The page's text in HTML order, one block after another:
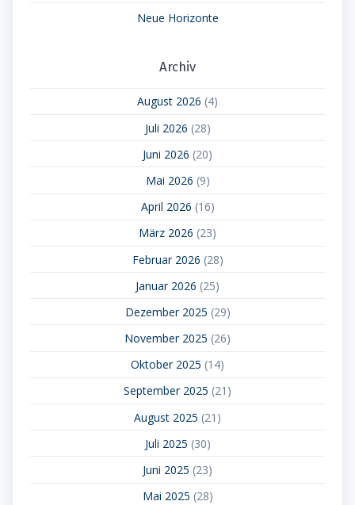
Neue Horizonte
Archiv
August 2026 (4)
Juli 2026 (28)
Juni 2026 (20)
Mai 2026 (9)
April 2026 (16)
März 2026 (23)
Februar 2026 (28)
Januar 2026 (25)
Dezember 2025 (29)
November 2025 (26)
Oktober 2025 (14)
September 2025 (21)
August 2025 (21)
Juli 2025 (30)
Juni 2025 (23)
Mai 2025 (28)